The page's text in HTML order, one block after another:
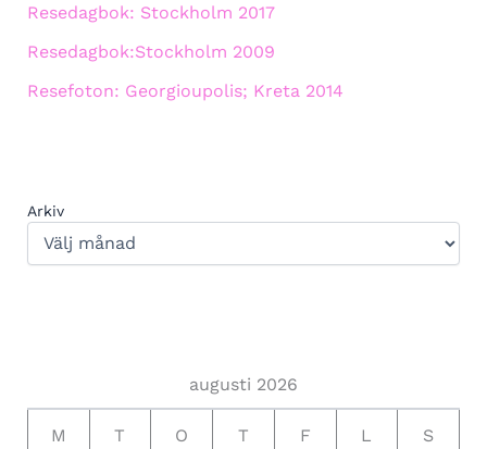
Resedagbok: Stockholm 2017
Resedagbok:Stockholm 2009
Resefoton: Georgioupolis; Kreta 2014
Arkiv
augusti 2026
M T O T F L S